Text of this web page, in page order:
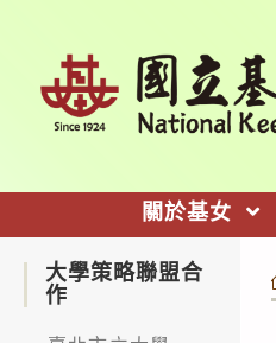
關於基女
大學策略聯盟合
作